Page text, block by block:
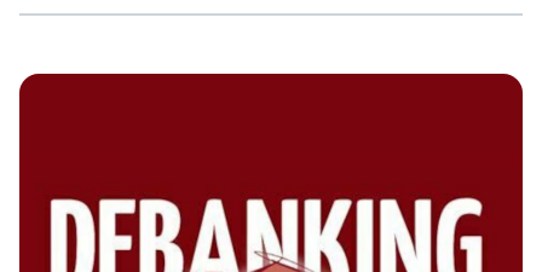
Unsere Kraft und unsere Gedanken sind bei unserem